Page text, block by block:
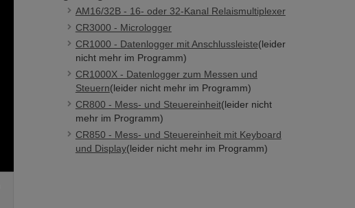
AM16/32B - 16- oder 32-Kanal Relaismultiplexer
CR3000 - Micrologger
CR1000 - Datenlogger mit Anschlussleiste(leider
nicht mehr im Programm)
CR1000X - Datenlogger zum Messen und
Steuern(leider nicht mehr im Programm)
CR800 - Mess- und Steuereinheit(leider nicht
mehr im Programm)
CR850 - Mess- und Steuereinheit mit Keyboard
und Display(leider nicht mehr im Programm)